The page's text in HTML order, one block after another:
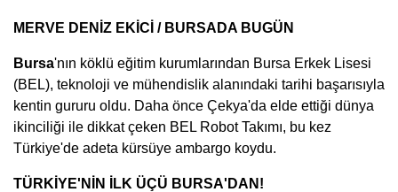
MERVE DENİZ EKİCİ / BURSADA BUGÜN
Bursa'nın köklü eğitim kurumlarından Bursa Erkek Lisesi
(BEL), teknoloji ve mühendislik alanındaki tarihi başarısıyla
kentin gururu oldu. Daha önce Çekya'da elde ettiği dünya
ikinciliği ile dikkat çeken BEL Robot Takımı, bu kez
Türkiye'de adeta kürsüye ambargo koydu.
TÜRKİYE'NİN İLK ÜÇÜ BURSA'DAN!